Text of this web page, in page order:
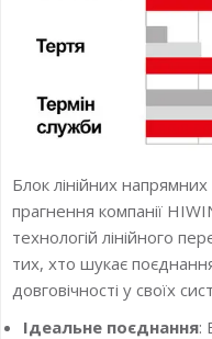
Блок лінійних
прагнення компанії
технологій лінійного
тих, хто шукає
довговічності у своїх
Ідеальне поєднання: